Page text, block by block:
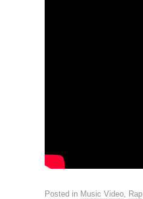
Posted in Music Video Rap